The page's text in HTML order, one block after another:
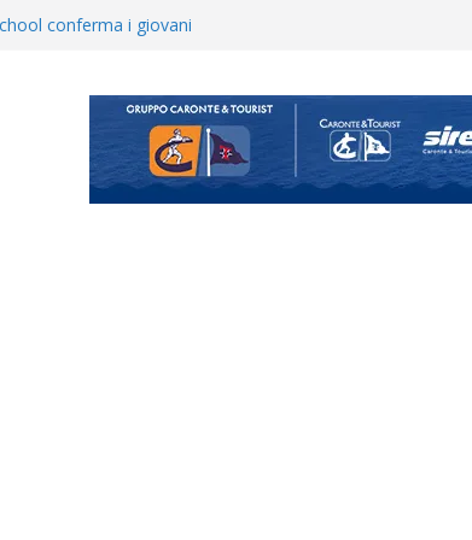
Coriano. Speranze al
conferma i giovani
annuncia il brasiliano Vinicius
il progetto Messina. “La